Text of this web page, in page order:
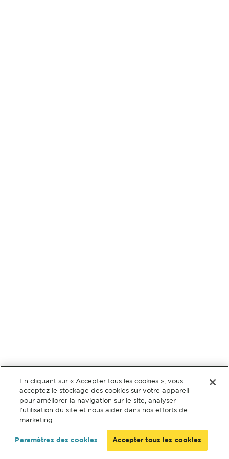
En cliquant sur « Accepter tous les cookies », vous
acceptez le stockage des cookies sur votre appareil
pour améliorer la navigation sur le site, analyser
l’utilisation du site et nous aider dans nos efforts de
marketing.
Paramètres des cookies Accepter tous les cookies